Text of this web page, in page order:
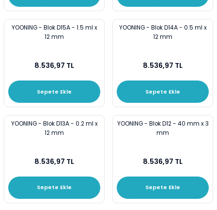
YOONING - Blok D15A - 1.5 ml x
12 mm
8.536,97 TL
Sepete Ekle
YOONING - Blok D14A - 0.5 ml x
12 mm
8.536,97 TL
Sepete Ekle
YOONING - Blok D13A - 0.2 ml x
12 mm
8.536,97 TL
Sepete Ekle
YOONING - Blok D12 - 40 mm x 3
mm
8.536,97 TL
Sepete Ekle